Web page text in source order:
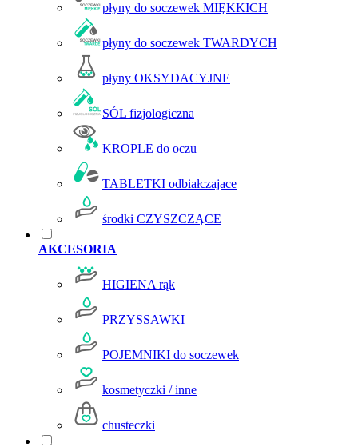
płyny do soczewek MIĘKKICH
płyny do soczewek TWARDYCH
płyny OKSYDACYJNE
SÓL fizjologiczna
KROPLE do oczu
TABLETKI odbiałczajace
środki CZYSZCZĄCE
AKCESORIA
HIGIENA rąk
PRZYSSAWKI
POJEMNIKI do soczewek
kosmetyczki / inne
chusteczki